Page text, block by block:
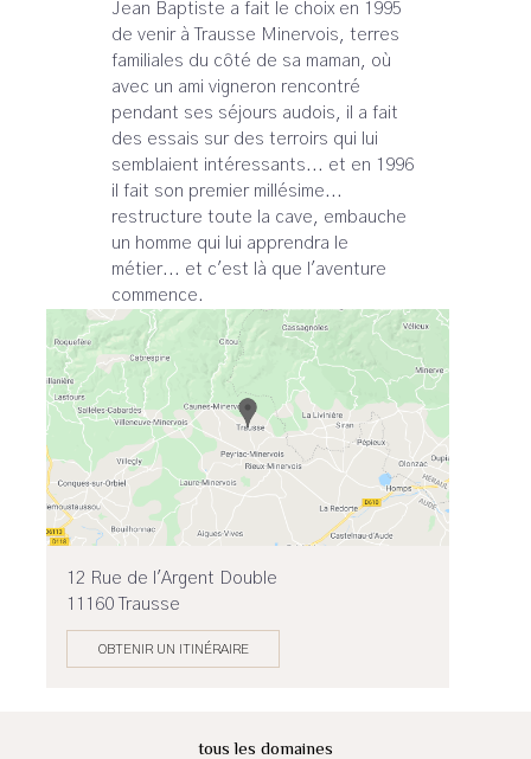
Jean Baptiste a fait le choix en 1995
de venir à Trausse Minervois, terres
familiales du côté de sa maman, où
avec un ami vigneron rencontré
pendant ses séjours audois, il a fait
des essais sur des terroirs qui lui
semblaient intéressants... et en 1996
il fait son premier millésime...
restructure toute la cave, embauche
un homme qui lui apprendra le
métier... et c'est là que l'aventure
commence.
12 Rue de l'Argent Double
11160 Trausse
OBTENIR UN ITINÉRAIRE
tous les domaines